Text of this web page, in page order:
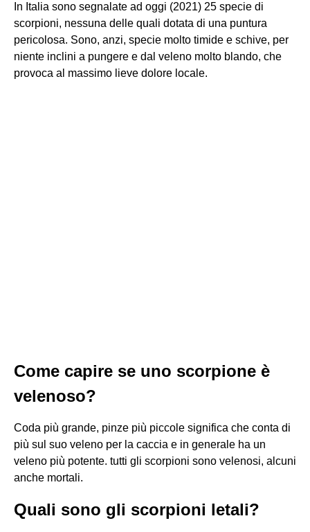
In Italia sono segnalate ad oggi (2021) 25 specie di
scorpioni, nessuna delle quali dotata di una puntura
pericolosa. Sono, anzi, specie molto timide e schive, per
niente inclini a pungere e dal veleno molto blando, che
provoca al massimo lieve dolore locale.
Come capire se uno scorpione è
velenoso?
Coda più grande, pinze più piccole significa che conta di
più sul suo veleno per la caccia e in generale ha un
veleno più potente. tutti gli scorpioni sono velenosi, alcuni
anche mortali.
Quali sono gli scorpioni letali?